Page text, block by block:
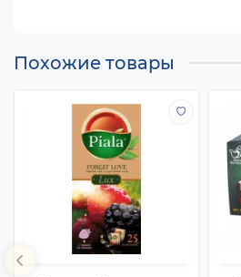
Похожие товары